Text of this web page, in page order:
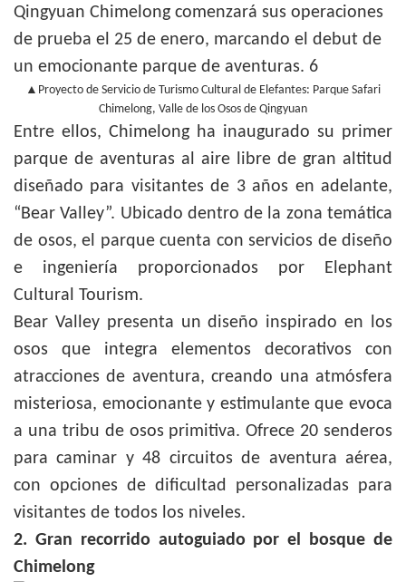
▲Proyecto de Servicio de Turismo Cultural de Elefantes: Parque Safari
Chimelong, Valle de los Osos de Qingyuan
Entre ellos, Chimelong ha inaugurado su primer
parque de aventuras al aire libre de gran altitud
diseñado para visitantes de 3 años en adelante,
“Bear Valley”. Ubicado dentro de la zona temática
de osos, el parque cuenta con servicios de diseño
e ingeniería proporcionados por Elephant
Cultural Tourism.
Bear Valley presenta un diseño inspirado en los
osos que integra elementos decorativos con
atracciones de aventura, creando una atmósfera
misteriosa, emocionante y estimulante que evoca
a una tribu de osos primitiva. Ofrece 20 senderos
para caminar y 48 circuitos de aventura aérea,
con opciones de dificultad personalizadas para
visitantes de todos los niveles.
2. Gran recorrido autoguiado por el bosque de
Chimelong